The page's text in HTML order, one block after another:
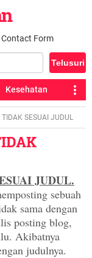
Contact Form
Kesehatan
TIDAK SESUAI JUDUL
JUDUL.
sebuah
sama dengan
posting blog,
Akibatnya
judulnya.